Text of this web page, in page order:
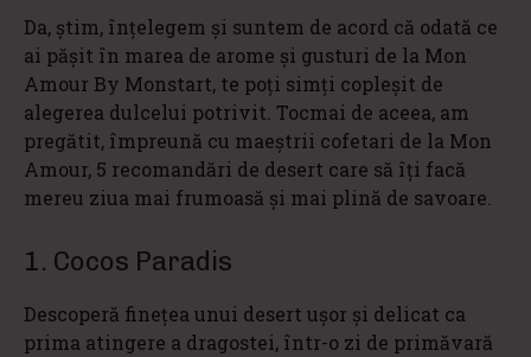
Da, ştim, înţelegem şi suntem de acord că odată ce
ai păşit în marea de arome şi gusturi de la Mon
Amour By Monstart, te poţi simţi copleşit de
alegerea dulcelui potrivit. Tocmai de aceea, am
pregătit, împreună cu maeştrii cofetari de la Mon
Amour, 5 recomandări de desert care să îţi facă
mereu ziua mai frumoasă şi mai plină de savoare.
1. Cocos Paradis
Descoperă fineţea unui desert uşor şi delicat ca
prima atingere a dragostei, într-o zi de primăvară